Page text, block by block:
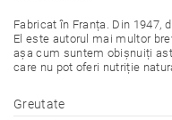
Fabricat în Franța. Din 1947,
El este autorul mai multor
așa cum suntem obișnuiți
care nu pot oferi nutriție
Greutate